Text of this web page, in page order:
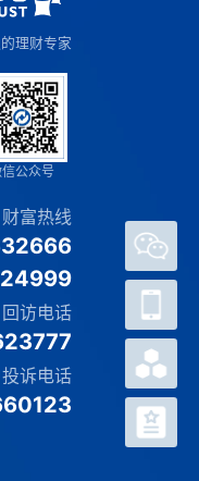
官方
客户
APP
热销
产品
理财专家
公众号
财富热线
回访电话
诉电话